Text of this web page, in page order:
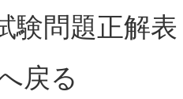
験問題正解表
戻る